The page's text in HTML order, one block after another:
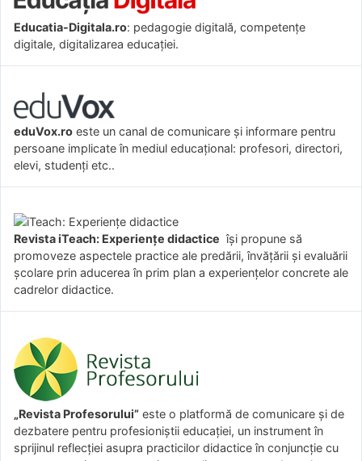
Educatia-Digitala.ro: pedagogie digitală, competențe
digitale, digitalizarea educației.
eduVox.ro este un canal de comunicare și informare pentru
persoane implicate în mediul educațional: profesori, directori,
elevi, studenți etc..
Revista iTeach: Experienţe didactice îşi propune să
promoveze aspectele practice ale predării, învăţării şi evaluării
şcolare prin aducerea în prim plan a experienţelor concrete ale
cadrelor didactice.
„Revista Profesorului” este o platformă de comunicare și de
dezbatere pentru profesioniștii educației, un instrument în
sprijinul reflecției asupra practicilor didactice în conjuncție cu